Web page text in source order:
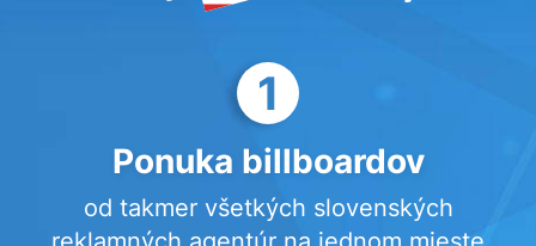
1
Ponuka billboardov
od takmer všetkých slovenských